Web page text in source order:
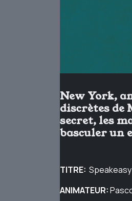
New York,
discrètes de
secret, les
basculer un
TITRE: Speakeasy
ANIMATEUR: